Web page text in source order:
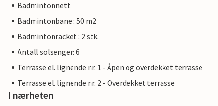
Badmintonnett
Badmintonbane : 50 m2
Badmintonracket : 2 stk.
Antall solsenger: 6
Terrasse el. lignende nr. 1 - Åpen og overdekket terrasse
Terrasse el. lignende nr. 2 - Overdekket terrasse
I nærheten